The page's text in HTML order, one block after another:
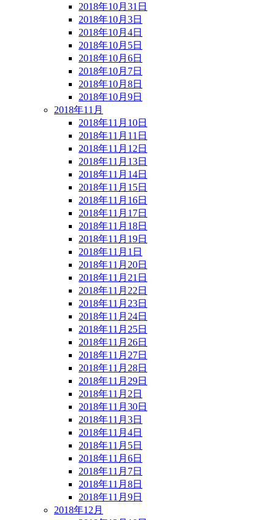
2018年10月31日
2018年10月3日
2018年10月4日
2018年10月5日
2018年10月6日
2018年10月7日
2018年10月8日
2018年10月9日
2018年11月
2018年11月10日
2018年11月11日
2018年11月12日
2018年11月13日
2018年11月14日
2018年11月15日
2018年11月16日
2018年11月17日
2018年11月18日
2018年11月19日
2018年11月1日
2018年11月20日
2018年11月21日
2018年11月22日
2018年11月23日
2018年11月24日
2018年11月25日
2018年11月26日
2018年11月27日
2018年11月28日
2018年11月29日
2018年11月2日
2018年11月30日
2018年11月3日
2018年11月4日
2018年11月5日
2018年11月6日
2018年11月7日
2018年11月8日
2018年11月9日
2018年12月